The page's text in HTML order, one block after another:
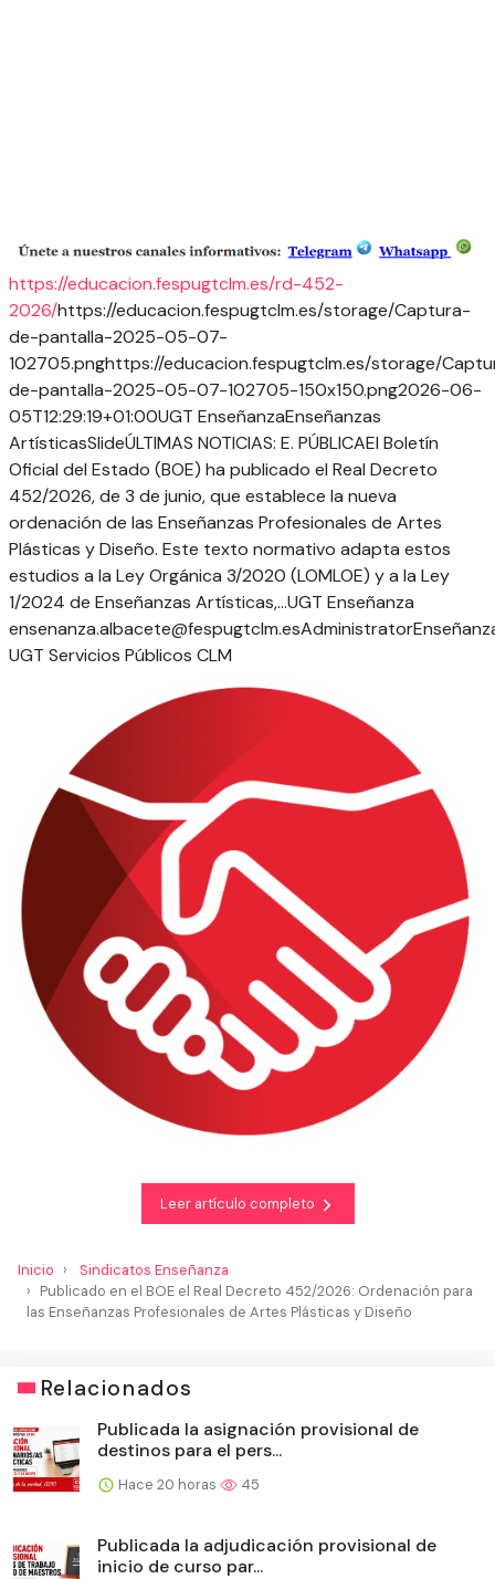
https://educacion.fespugtclm.es/rd-452-
2026/https://educacion.fespugtclm.es/storage/Captura-
de-pantalla-2025-05-07-
102705.pnghttps://educacion.fespugtclm.es/storage/
de-pantalla-2025-05-07-102705-150x150.png2026-06-
05T12:29:19+01:00UGT EnseñanzaEnseñanzas
ArtísticasSlideÚLTIMAS NOTICIAS: E. PÚBLICAEl Boletín
Oficial del Estado (BOE) ha publicado el Real Decreto
452/2026, de 3 de junio, que establece la nueva
ordenación de las Enseñanzas Profesionales de Artes
Plásticas y Diseño. Este texto normativo adapta estos
estudios a la Ley Orgánica 3/2020 (LOMLOE) y a la Ley
1/2024 de Enseñanzas Artísticas,...UGT Enseñanza
ensenanza.albacete@fespugtclm.esAdministrator
UGT Servicios Públicos CLM
Leer artículo completo
Inicio
Sindicatos Enseñanza
Publicado en el BOE el Real Decreto 452/2026: Ordenación para
las Enseñanzas Profesionales de Artes Plásticas y Diseño
Relacionados
Publicada la asignación provisional de
destinos para el pers...
Hace 20 horas 45
Publicada la adjudicación provisional de
inicio de curso par...